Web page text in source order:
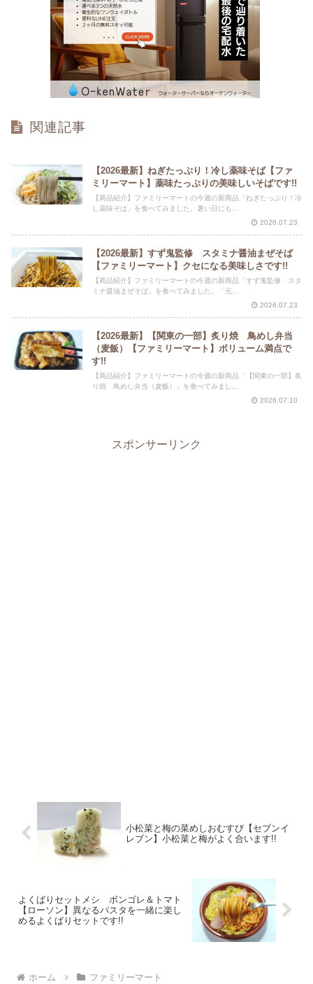
関連記事
【2026最新】ねぎたっぷり！冷し薬味そば【ファ
ミリーマート】薬味たっぷりの美味しいそばです!!
【商品紹介】ファミリーマートの今週の新商品「ねぎたっぷり！冷
し薬味そば」を食べてみました。暑い日にも...
2026.07.23
【2026最新】すず鬼監修 スタミナ醤油まぜそば
【ファミリーマート】クセになる美味しさです!!
【商品紹介】ファミリーマートの今週の新商品「すず鬼監修 スタ
ミナ醤油まぜそば」を食べてみました。「元...
2026.07.23
【2026最新】【関東の一部】炙り焼 鳥めし弁当
（麦飯）【ファミリーマート】ボリューム満点で
す!!
【商品紹介】ファミリーマートの今週の新商品「【関東の一部】炙
り焼 鳥めし弁当（麦飯）」を食べてみまし...
2026.07.10
スポンサーリンク
小松菜と梅の菜めしおむすび【セブンイ
レブン】小松菜と梅がよく合います!!
よくばりセットメシ ボンゴレ＆トマト
【ローソン】異なるパスタを一緒に楽し
めるよくばりセットです!!
ホーム ファミリーマート